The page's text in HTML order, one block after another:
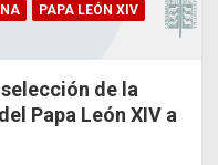
PAPA LEÓN XIV
de la
Papa León XIV a